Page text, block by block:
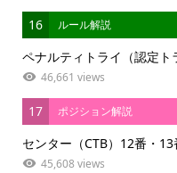
16 ルール解説
ペナルティトライ（認定ト
46,661 views
17 ポジション解説
センター（CTB）12番・13
45,608 views